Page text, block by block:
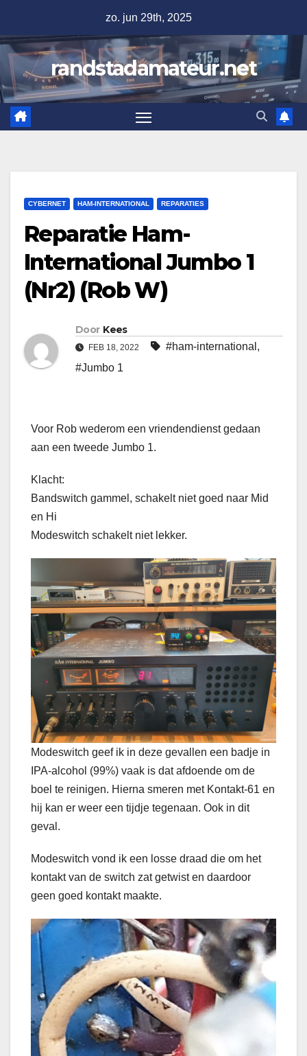
de
inhoud
zo. jun 29th, 2025
randstadamateur.net
CYBERNET HAM-INTERNATIONAL REPARATIES
Reparatie Ham-
International Jumbo 1
(Nr2) (Rob W)
Door Kees
FEB 18, 2022 #ham-international ,
#Jumbo 1
Voor Rob wederom een vriendendienst gedaan
aan een tweede Jumbo 1.
Klacht:
Bandswitch gammel, schakelt niet goed naar Mid
en Hi
Modeswitch schakelt niet lekker.
Modeswitch geef ik in deze gevallen een badje in
IPA-alcohol (99%) vaak is dat afdoende om de
boel te reinigen. Hierna smeren met Kontakt-61 en
hij kan er weer een tijdje tegenaan. Ook in dit
geval.
Modeswitch vond ik een losse draad die om het
kontakt van de switch zat getwist en daardoor
geen goed kontakt maakte.